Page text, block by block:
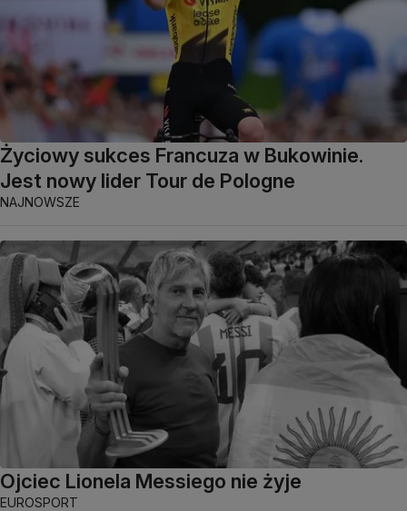
Życiowy sukces Francuza w Bukowinie.
Jest nowy lider Tour de Pologne
NAJNOWSZE
Ojciec Lionela Messiego nie żyje
EUROSPORT